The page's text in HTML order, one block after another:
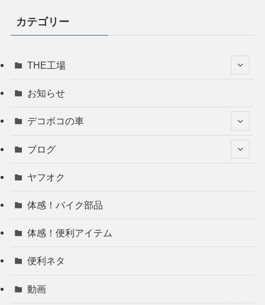
カテゴリー
THE工場
お知らせ
デコボコの車
ブログ
ヤフオク
体感！バイク部品
体感！便利アイテム
便利ネタ
動画